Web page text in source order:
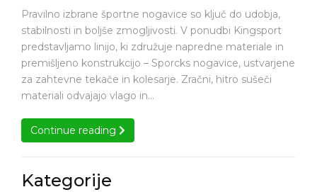
Pravilno izbrane športne nogavice so ključ do udobja,
stabilnosti in boljše zmogljivosti. V ponudbi Kingsport
predstavljamo linijo, ki združuje napredne materiale in
premišljeno konstrukcijo – Sporcks nogavice, ustvarjene
za zahtevne tekače in kolesarje. Zračni, hitro sušeči
materiali odvajajo vlago in…
Continue reading
Kategorije